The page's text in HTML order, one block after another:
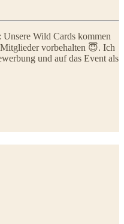
Wild Cards kommen
vorbehalten 😇. Ich
und auf das Event als